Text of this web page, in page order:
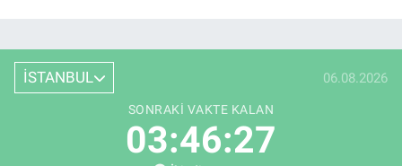
İSTANBUL 06.08.2026
SONRAKI VAKTE KALAN
03:46:26